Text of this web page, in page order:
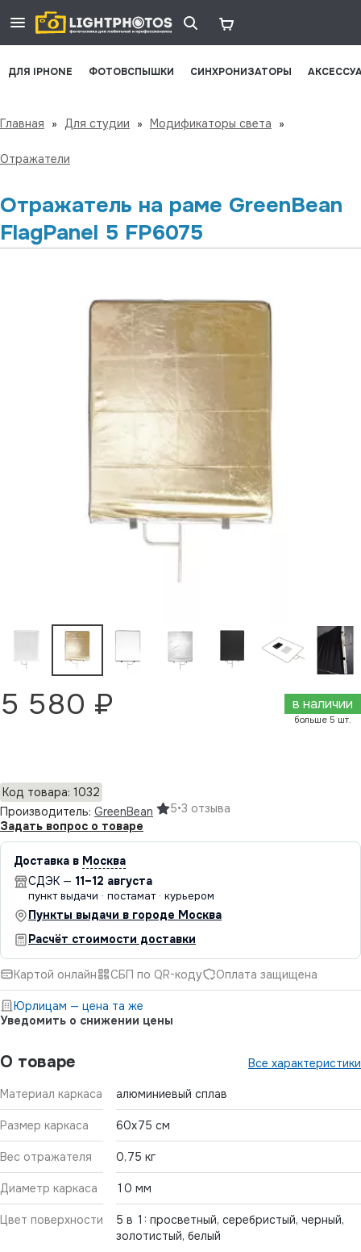
ДЛЯ IPHONE ФОТОВСПЫШКИ СИНХРОНИЗАТОРЫ
Главная » Для студии » Модификаторы света »
Отражатели
Отражатель на раме GreenBean
FlagPanel 5 FP6075
О товаре Все характеристики
Материал каркаса алюминиевый сплав
Размер каркаса 60х75 см
Вес отражателя 0,75 кг
Диаметр каркаса 10 мм
Цвет поверхности
5 в 1: просветный, серебристый, черный,
золотистый, белый
5 580 ₽ в наличии
больше 5 шт.
Код товара: 1032
Производитель: GreenBean 5•3 отзыва
Задать вопрос о товаре
Доставка в Москва
СДЭК — 11–12 августа
пункт выдачи · постамат · курьером
Пункты выдачи в городе Москва
Расчёт стоимости доставки
Картой онлайн СБП по QR-коду Оплата защищена
Юрлицам — цена та же
Уведомить о снижении цены